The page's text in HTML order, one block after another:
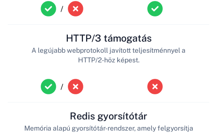
/
/
HTTP/3 támogatás
A legújabb webprotokoll javított teljesítménnyel a
HTTP/2-höz képest.
Redis gyorsítótár
Memória alapú gyorsítótár-rendszer, amely felgyorsítja